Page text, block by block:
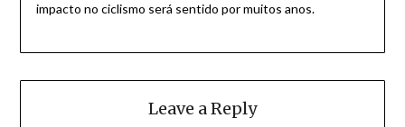
impacto no ciclismo será sentido por muitos anos.
Leave a Reply